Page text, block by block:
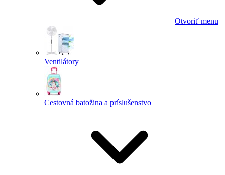
Otvoriť menu
Ventilátory
Cestovná batožina a príslušenstvo